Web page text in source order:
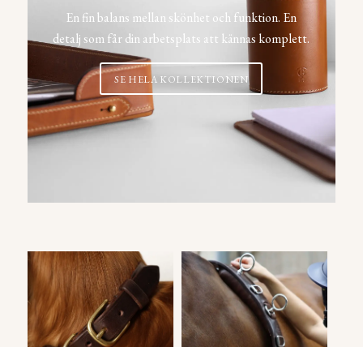
En fin balans mellan skönhet och funktion. En
detalj som får din arbetsplats att kännas komplett.
SE HELA KOLLEKTIONEN